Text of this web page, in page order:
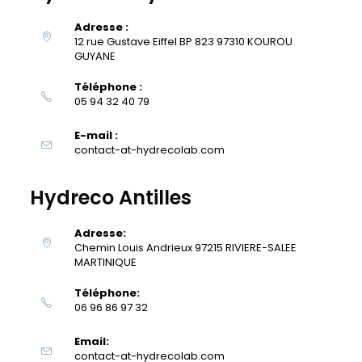
Adresse :
12 rue Gustave Eiffel BP 823 97310 KOUROU
GUYANE
Téléphone :
05 94 32 40 79
E-mail :
contact-at-hydrecolab.com
Hydreco Antilles
Adresse:
Chemin Louis Andrieux 97215 RIVIERE-SALEE
MARTINIQUE
Téléphone:
06 96 86 97 32
Email:
contact-at-hydrecolab.com